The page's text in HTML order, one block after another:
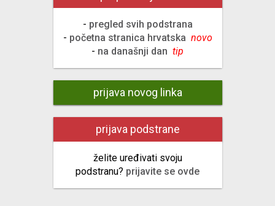
- pregled svih podstrana
- početna stranica hrvatska novo
- na današnji dan tip
prijava novog linka
prijava podstrane
želite uređivati svoju
podstranu? prijavite se ovde